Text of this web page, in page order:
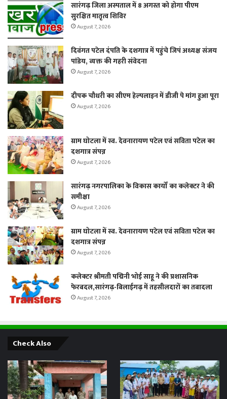
सारंगढ़ जिला अस्पताल में 8 अगस्त को होगा पीएम
सुरक्षित मातृत्व शिविर
August 7, 2026
दिवंगत पटेल दंपति के दशगात्र में पहुंचे जिपं अध्यक्ष संजय
पांडेय, व्यक्त की गहरी संवेदना
August 7, 2026
दीपक चौधरी का सीएम हेल्पलाइन में डीजी पे मांग हुआ पूरा
August 7, 2026
ग्राम घोटला में स्व. देवनारायण पटेल एवं सविता पटेल का
दशगात्र संपन्न
August 7, 2026
सारंगढ़ नगरपालिका के विकास कार्यों का कलेक्टर ने की
समीक्षा
August 7, 2026
ग्राम घोटला में स्व. देवनारायण पटेल एवं सविता पटेल का
दशगात्र संपन्न
August 7, 2026
कलेक्टर श्रीमती पद्मिनी भोई साहू ने की प्रशासनिक
फेरबदल,सारंगढ़-बिलाईगढ़ में तहसीलदारों का तबादला
August 7, 2026
Check Also